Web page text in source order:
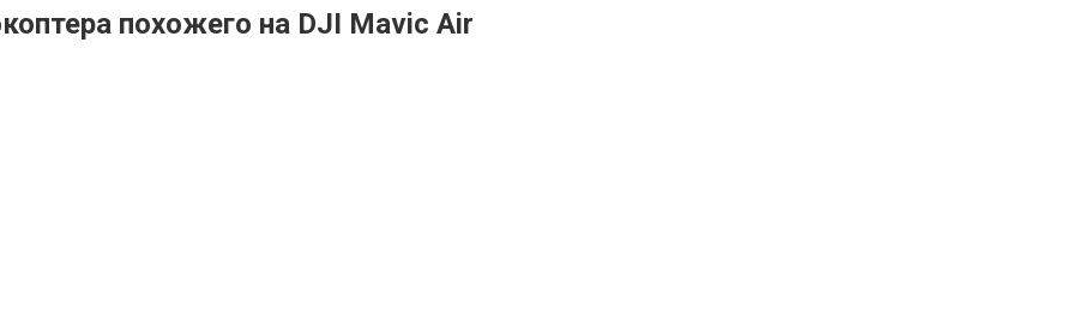
похожего на DJI Mavic Air